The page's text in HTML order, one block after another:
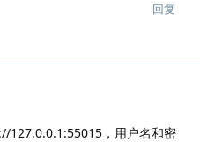
回复
127.0.0.1:55015，用户名和密